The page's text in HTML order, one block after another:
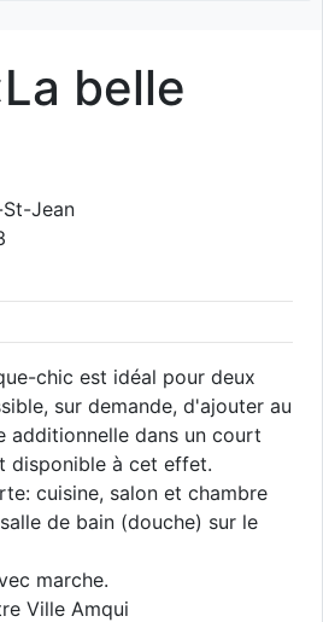
belle
Jean
chic est idéal pour deux
sur demande, d'ajouter au
additionnelle dans un court
disponible à cet effet.
cuisine, salon et chambre
de bain (douche) sur le
marche.
Ville Amqui